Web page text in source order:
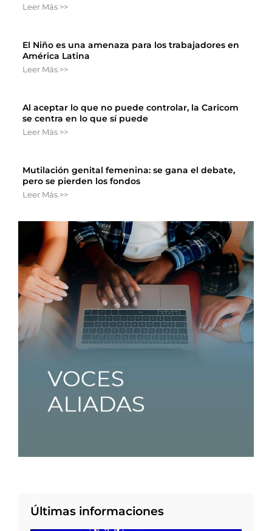
Leer Más >>
El Niño es una amenaza para los trabajadores en
América Latina
Leer Más >>
Al aceptar lo que no puede controlar, la Caricom
se centra en lo que sí puede
Leer Más >>
Mutilación genital femenina: se gana el debate,
pero se pierden los fondos
Leer Más >>
Últimas informaciones